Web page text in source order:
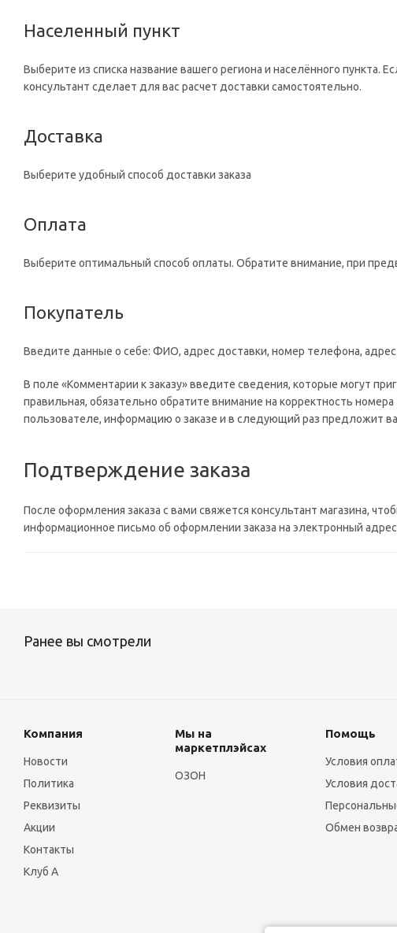
Населенный пункт
Выберите из списка название вашего региона и населённого пункта.
консультант сделает для вас расчет доставки самостоятельно.
Доставка
Выберите удобный способ доставки заказа
Оплата
Выберите оптимальный способ оплаты. Обратите внимание, при
Покупатель
Введите данные о себе: ФИО, адрес доставки, номер телефона,
В поле «Комментарии к заказу» введите сведения, которые могут
правильная, обязательно обратите внимание на корректность
пользователе, информацию о заказе и в следующий раз предложит
Подтверждение заказа
После оформления заказа с вами свяжется консультант магазина,
информационное письмо об оформлении заказа на электронный
Ранее вы смотрели
Компания
Новости
Политика
Реквизиты
Акции
Контакты
Клуб А
Мы на
маркетплэйсах
ОЗОН
Помощь
Условия
Условия
Обмен